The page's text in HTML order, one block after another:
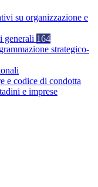
su organizzazione e
generali 164
strategico-
e codice di condotta
e imprese